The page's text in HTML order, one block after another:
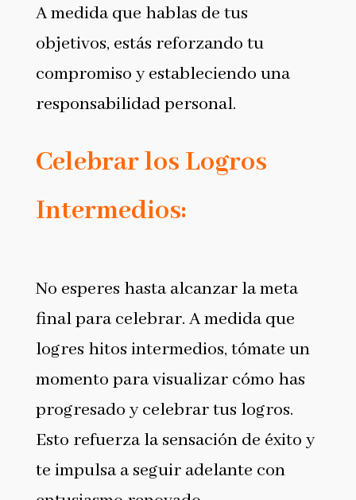
A medida que hablas de tus
objetivos, estás reforzando tu
compromiso y estableciendo una
responsabilidad personal.
Celebrar los Logros
Intermedios:
No esperes hasta alcanzar la meta
final para celebrar. A medida que
logres hitos intermedios, tómate un
momento para visualizar cómo has
progresado y celebrar tus logros.
Esto refuerza la sensación de éxito y
te impulsa a seguir adelante con